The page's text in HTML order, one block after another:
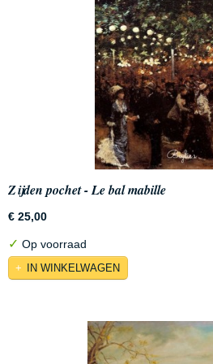
Zijden pochet - Le bal mabille
€ 25,00
✓ Op voorraad
IN WINKELWAGEN